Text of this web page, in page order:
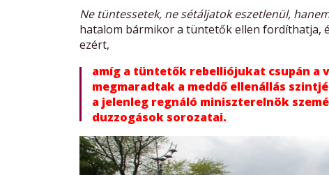
Ne tüntessetek, ne sétáljatok eszetlenül,
hatalom bármikor a tüntetők ellen fordíthatja,
ezért,
amíg a tüntetők rebelliójukat csupán
megmaradtak a meddő ellenállás
a jelenleg regnáló miniszterelnök
duzzogások sorozatai.